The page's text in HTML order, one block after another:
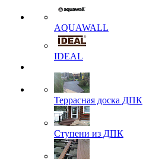
AQUAWALL
IDEAL
Террасная доска ДПК
Ступени из ДПК